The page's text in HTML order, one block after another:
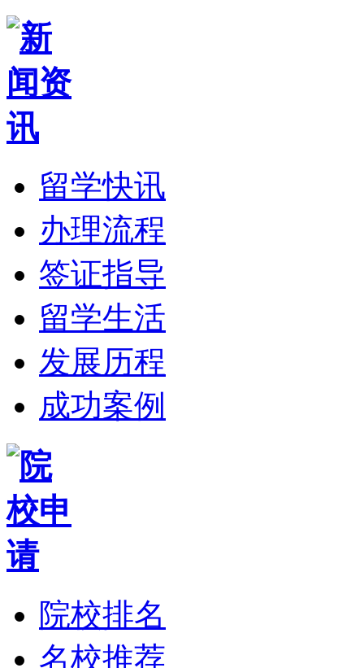
留学快讯
办理流程
签证指导
留学生活
发展历程
成功案例
院校排名
名校推荐